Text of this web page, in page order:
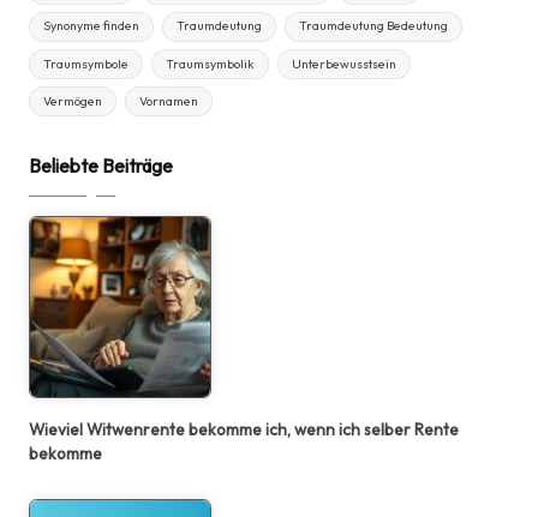
Synonyme finden Traumdeutung Traumdeutung Bedeutung
Traumsymbole Traumsymbolik Unterbewusstsein
Vermögen Vornamen
Beliebte Beiträge
Wieviel Witwenrente bekomme ich, wenn ich selber Rente
bekomme